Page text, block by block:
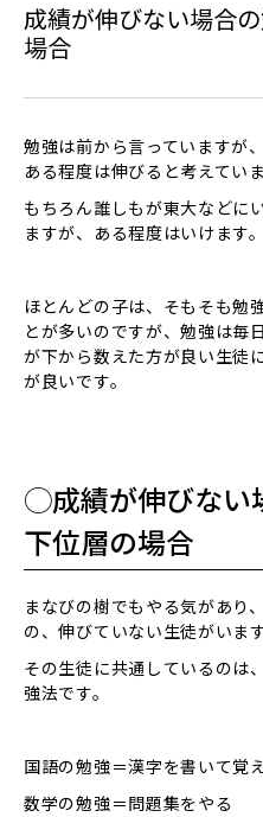
成績が伸びない場合
場合
勉強は前から言っていますが
ある程度は伸びると考えていま
もちろん誰しもが東大などに
ますが、ある程度はいけます。
ほとんどの子は、そもそも勉
とが多いのですが、勉強は毎
が下から数えた方が良い生徒
が良いです。
◯成績が伸びない
下位層の場合
まなびの樹でもやる気があり
の、伸びていない生徒がいます
その生徒に共通しているのは
強法です。
国語の勉強＝漢字を書いて覚
数学の勉強＝問題集をやる